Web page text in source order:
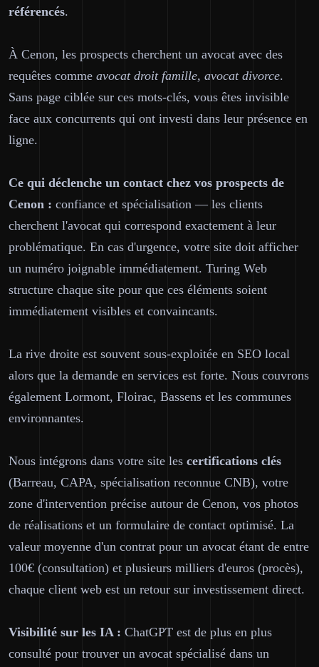
référencés.
À Cenon, les prospects cherchent un avocat avec des
requêtes comme avocat droit famille, avocat divorce.
Sans page ciblée sur ces mots-clés, vous êtes invisible
face aux concurrents qui ont investi dans leur présence en
ligne.
Ce qui déclenche un contact chez vos prospects de
Cenon : confiance et spécialisation — les clients
cherchent l'avocat qui correspond exactement à leur
problématique. En cas d'urgence, votre site doit afficher
un numéro joignable immédiatement. Turing Web
structure chaque site pour que ces éléments soient
immédiatement visibles et convaincants.
La rive droite est souvent sous-exploitée en SEO local
alors que la demande en services est forte. Nous couvrons
également Lormont, Floirac, Bassens et les communes
environnantes.
Nous intégrons dans votre site les certifications clés
(Barreau, CAPA, spécialisation reconnue CNB), votre
zone d'intervention précise autour de Cenon, vos photos
de réalisations et un formulaire de contact optimisé. La
valeur moyenne d'un contrat pour un avocat étant de entre
100€ (consultation) et plusieurs milliers d'euros (procès),
chaque client web est un retour sur investissement direct.
Visibilité sur les IA : ChatGPT est de plus en plus
consulté pour trouver un avocat spécialisé dans un